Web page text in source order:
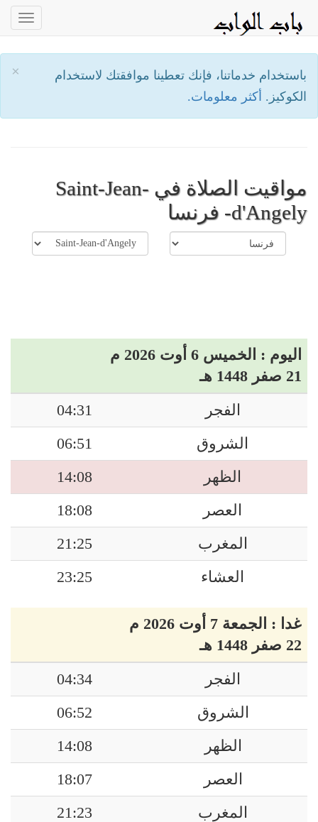
×
باستخدام خدماتنا، فإنك تعطينا موافقتك لاستخدام
الكوكيز. أكثر معلومات.
مواقيت الصلاة في Saint-Jean-
d'Angely- فرنسا
اليوم : الخميس 6 أوت 2026 م
21 صفر 1448 هـ
الفجر
04:31
الشروق
06:51
الظهر
14:08
العصر
18:08
المغرب
21:25
العشاء
23:25
غدا : الجمعة 7 أوت 2026 م
22 صفر 1448 هـ
الفجر
04:34
الشروق
06:52
الظهر
14:08
العصر
18:07
المغرب
21:23